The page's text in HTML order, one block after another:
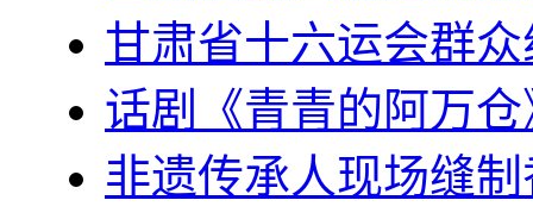
甘肃省十六运会群
话剧《青青的阿万
非遗传承人现场缝